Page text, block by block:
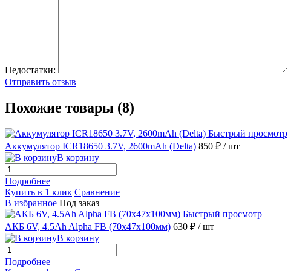
Недостатки:
Отправить отзыв
Похожие товары (8)
Быстрый просмотр
Аккумулятор ICR18650 3.7V, 2600mAh (Delta) 850 ₽ / шт
В корзину
Подробнее
Купить в 1 клик Сравнение
В избранное Под заказ
Быстрый просмотр
АКБ 6V, 4.5Ah Alpha FB (70х47х100мм) 630 ₽ / шт
В корзину
Подробнее